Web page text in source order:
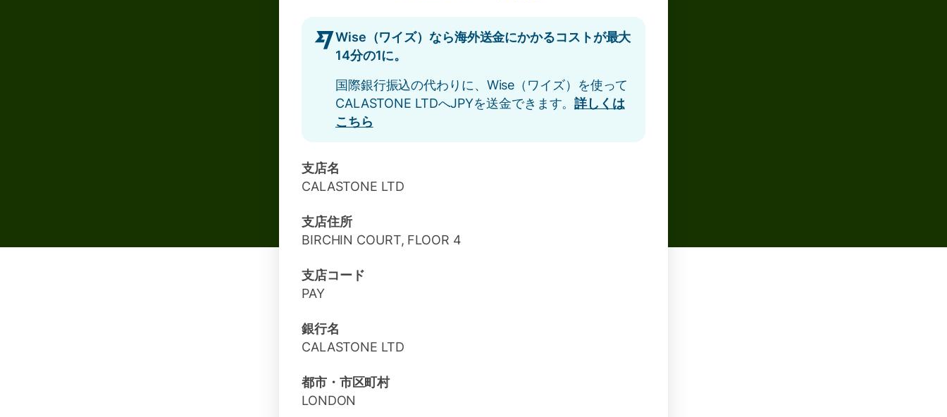
Wise（ワイズ）なら海外送金にかかるコストが最大
14分の1に。
国際銀行振込の代わりに、Wise（ワイズ）を使って
CALASTONE LTDへJPYを送金できます。詳しくは
こちら
支店名
CALASTONE LTD
支店住所
BIRCHIN COURT, FLOOR 4
支店コード
PAY
銀行名
CALASTONE LTD
都市・市区町村
LONDON